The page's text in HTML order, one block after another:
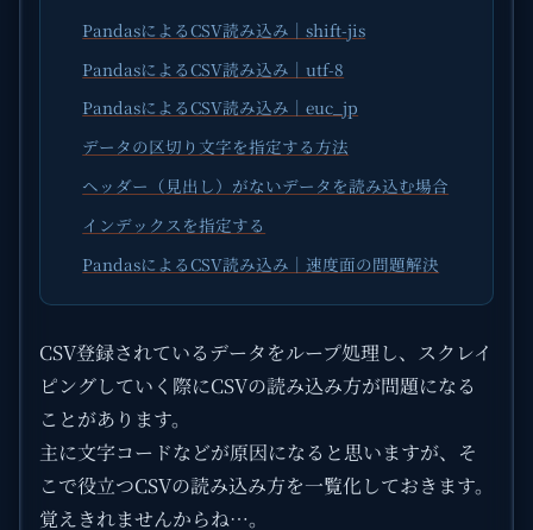
PandasによるCSV読み込み｜shift-jis
PandasによるCSV読み込み｜utf-8
PandasによるCSV読み込み｜euc_jp
データの区切り文字を指定する方法
ヘッダー（見出し）がないデータを読み込む場合
インデックスを指定する
PandasによるCSV読み込み｜速度面の問題解決
CSV登録されているデータをループ処理し、スクレイ
ピングしていく際にCSVの読み込み方が問題になる
ことがあります。
主に文字コードなどが原因になると思いますが、そ
こで役立つCSVの読み込み方を一覧化しておきます。
覚えきれませんからね…。